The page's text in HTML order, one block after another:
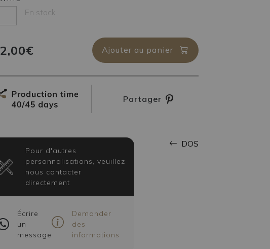
En stock
Ajouter au panier
Partager
Pour d'autres
personnalisations, veuillez
nous contacter
directement
Écrire
un
message
Demander
des
informations
DOS